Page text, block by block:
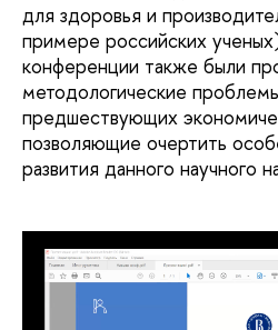
для здоровья и
примере российских
конференции также были
методологические
предшествующих
позволяющие очертить
развития данного научного